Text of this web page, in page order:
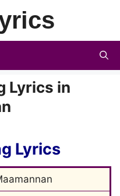
Lyrics in
Lyrics